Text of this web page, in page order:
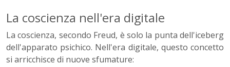
La coscienza nell'era digitale
La coscienza, secondo Freud, è solo la punta dell'iceberg
dell'apparato psichico. Nell'era digitale, questo concetto
si arricchisce di nuove sfumature: